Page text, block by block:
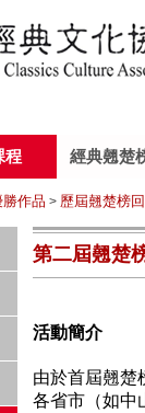
程 經典翹楚
作品 > 歷屆翹楚榜
第二屆翹楚
活動簡介
由於首屆翹楚
各省市 （如中